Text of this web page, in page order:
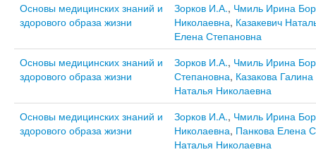
Основы медицинских знаний и
здорового образа жизни
Зорков И.А., Чмиль Ирина
Николаевна, Казакевич
Елена Степановна
Основы медицинских знаний и
здорового образа жизни
Зорков И.А., Чмиль Ирина
Степановна, Казакова
Наталья Николаевна
Основы медицинских знаний и
здорового образа жизни
Зорков И.А., Чмиль Ирина
Николаевна, Панкова Елена
Наталья Николаевна